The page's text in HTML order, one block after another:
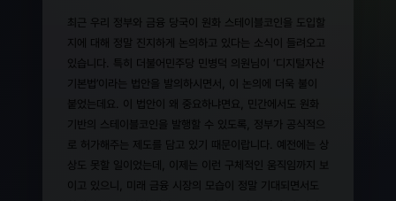
최근 우리 정부와 금융 당국이 원화 스테이블코인을 도입할
지에 대해 정말 진지하게 논의하고 있다는 소식이 들려오고
있습니다. 특히 더불어민주당 민병덕 의원님이 ‘디지털자산
기본법’이라는 법안을 발의하시면서, 이 논의에 더욱 불이
붙었는데요. 이 법안이 왜 중요하냐면요, 민간에서도 원화
기반의 스테이블코인을 발행할 수 있도록, 정부가 공식적으
로 허가해주는 제도를 담고 있기 때문이랍니다. 예전에는 상
상도 못할 일이었는데, 이제는 이런 구체적인 움직임까지 보
이고 있으니, 미래 금융 시장의 모습이 정말 기대되면서도